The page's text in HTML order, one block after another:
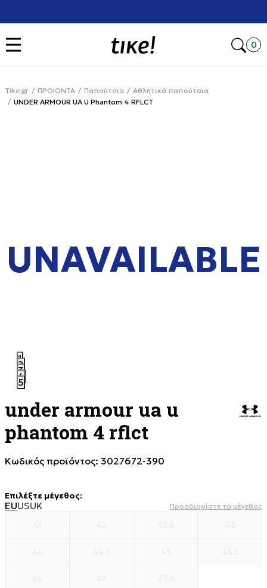
0
Tike.gr ΠΡΟΙΟΝΤΑ Παπούτσια
Αθλητικά παπούτσια
UNDER ARMOUR UA U Phantom 4 RFLCT
1
2
3
4
5
UNAVAILABLE
under armour ua u
phantom 4 rflct
Κωδικός προϊόντος: 3027672-390
Επιλέξτε μέγεθος:
EUUSUK Προσδιορίστε το μέγεθος